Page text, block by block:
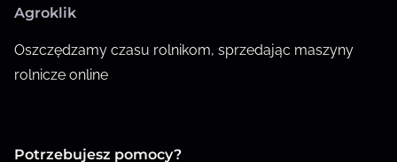
Agroklik
Oszczędzamy czasu rolnikom, sprzedając maszyny
rolnicze online
Potrzebujesz pomocy?